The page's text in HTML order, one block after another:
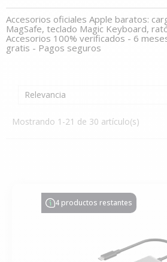
Accesorios oficiales Apple baratos:
MagSafe, teclado Magic Keyboard,
Accesorios 100% verificados - 6
gratis - Pagos seguros
Relevancia
Mostrando 1-21 de 30 artículo(s)
4 productos restantes